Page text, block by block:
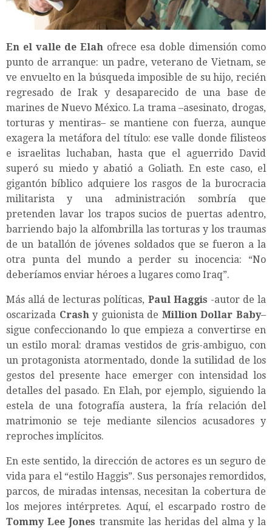
En el valle de Elah ofrece esa doble dimensión como
punto de arranque: un padre, veterano de Vietnam, se
ve envuelto en la búsqueda imposible de su hijo, recién
regresado de Irak y desaparecido de una base de
marines de Nuevo México. La trama –asesinato, drogas,
torturas y mentiras– se mantiene con fuerza, aunque
exagera la metáfora del título: ese valle donde filisteos
e israelitas luchaban, hasta que el aguerrido David
superó su miedo y abatió a Goliath. En este caso, el
gigantón bíblico adquiere los rasgos de la burocracia
militarista y una administración sombría que
pretenden lavar los trapos sucios de puertas adentro,
barriendo bajo la alfombrilla las torturas y los traumas
de un batallón de jóvenes soldados que se fueron a la
otra punta del mundo a perder su inocencia: “No
deberíamos enviar héroes a lugares como Iraq”.
Más allá de lecturas políticas, Paul Haggis -autor de la
oscarizada Crash y guionista de Million Dollar Baby–
sigue confeccionando lo que empieza a convertirse en
un estilo moral: dramas vestidos de gris-ambiguo, con
un protagonista atormentado, donde la sutilidad de los
gestos del presente hace emerger con intensidad los
detalles del pasado. En Elah, por ejemplo, siguiendo la
estela de una fotografía austera, la fría relación del
matrimonio se teje mediante silencios acusadores y
reproches implícitos.
En este sentido, la dirección de actores es un seguro de
vida para el “estilo Haggis”. Sus personajes remordidos,
parcos, de miradas intensas, necesitan la cobertura de
los mejores intérpretes. Aquí, el escarpado rostro de
Tommy Lee Jones transmite las heridas del alma y la